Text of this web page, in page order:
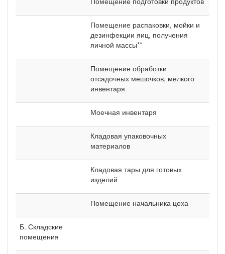
Помещение распаковки, мойки и
дезинфекции яиц, получения
яичной массы**
Помещение обработки
отсадочных мешочков, мелкого
инвентаря
Моечная инвентаря
Кладовая упаковочных
материалов
Кладовая тары для готовых
изделий
Помещение начальника цеха
Б. Складские
помещения